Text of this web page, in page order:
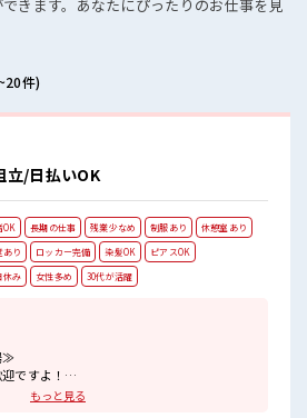
きます。あなたにぴったりのお仕事を見
件)
立/日払いOK
OK 長期の仕事 残業少なめ 制服あり
休憩室あり
あり
ロッカー完備 染髪OK
ピアスOK
休み
女性多め 30代が活躍
≫
ですよ！
もっと見る